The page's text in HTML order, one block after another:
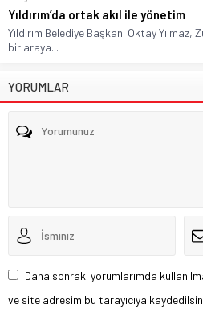
Yıldırım’da ortak akıl ile yönetim
Yıldırım Belediye Başkanı Oktay
bir araya...
YORUMLAR
Daha sonraki yorumlarımda
ve site adresim bu tarayıcıya